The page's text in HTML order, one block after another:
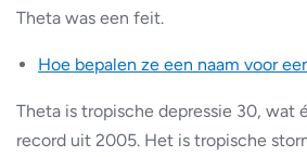
Theta was een feit.
Hoe bepalen ze een naam voor
Theta is tropische depressie 30, wat
record uit 2005. Het is tropische